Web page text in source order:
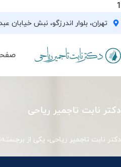
1
تهران، بلوار اندرزگو، نبش خیابان عبداللهی جنوبی، پلاک ۷۰(نیش
دکتر نابت تاجمیر ریاحی
دکتر نابت تاجمیر ریاحی، یکی از